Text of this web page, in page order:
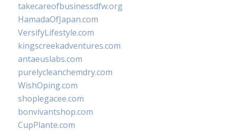
takecareofbusinessdfw.org
HamadaOfJapan.com
VersifyLifestyle.com
kingscreekadventures.com
antaeuslabs.com
purelycleanchemdry.com
WishOping.com
shoplegacee.com
bonvivantshop.com
CupPlante.com